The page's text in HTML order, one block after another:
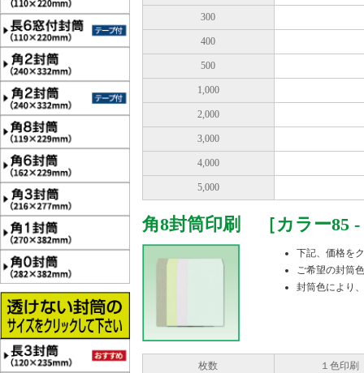
300
400
500
1,000
2,000
3,000
4,000
5,000
角8封筒印刷 ［カラー85 -
下記、価格を
ご希望の封筒
封筒色により
枚数 １色印刷